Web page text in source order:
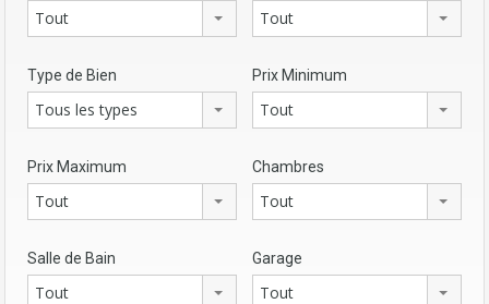
Tout Tout
Type de Bien
Tous les types
Prix Minimum
Tout
Prix Maximum
Tout
Chambres
Tout
Salle de Bain
Tout
Garage
Tout